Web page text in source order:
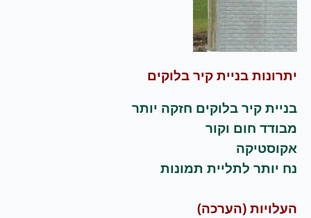
יתרונות בניית קיר בלוקים
בניית קיר בלוקים חזקה יותר
מבודד חום וקור
אקוסטיקה
נח יותר לתליית תמונות
העלויות (הערכה)